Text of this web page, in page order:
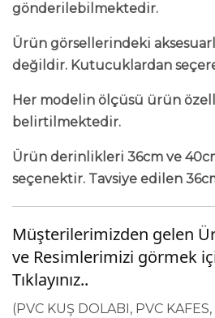
gönderilebilmektedir.
Ürün görsellerindeki
değildir. Kutucuklardan
Her modelin ölçüsü ürün
belirtilmektedir.
Ürün derinlikleri 36cm ve
seçenektir. Tavsiye edilen
Müşterilerimizden gelen
ve Resimlerimizi görmek
Tıklayınız..
(PVC KUŞ DOLABI, PVC